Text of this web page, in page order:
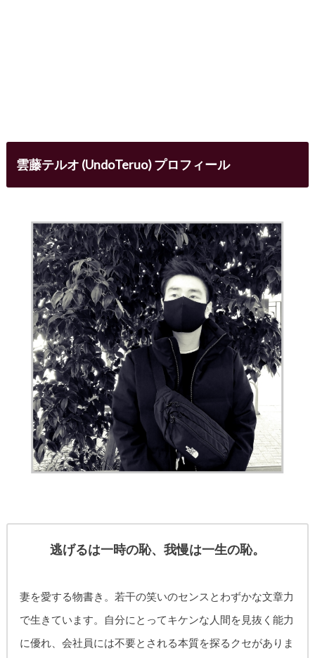
雲藤テルオ (UndoTeruo) プロフィール
逃げるは一時の恥、我慢は一生の恥。
妻を愛する物書き。 若干の笑いのセンスとわずかな文章力
で生きています。自分にとってキケンな人間を見抜く能力
に優れ、会社員には不要とされる本質を探るクセがありま